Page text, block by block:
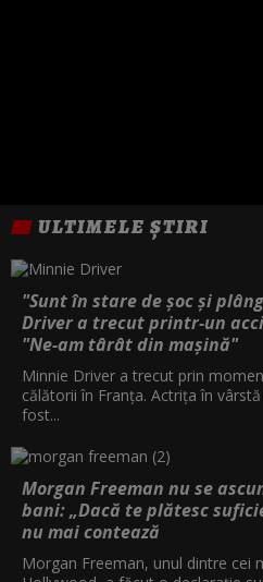
ULTIMELE ȘTIRI
"Sunt în stare de șoc și
Driver a trecut printr-un
"Ne-am târât din mașină"
Minnie Driver a trecut prin
călătorii în Franța. Actrița în
fost...
Morgan Freeman nu se
bani: „Dacă te plătesc
nu mai contează
Morgan Freeman, unul dintre cei